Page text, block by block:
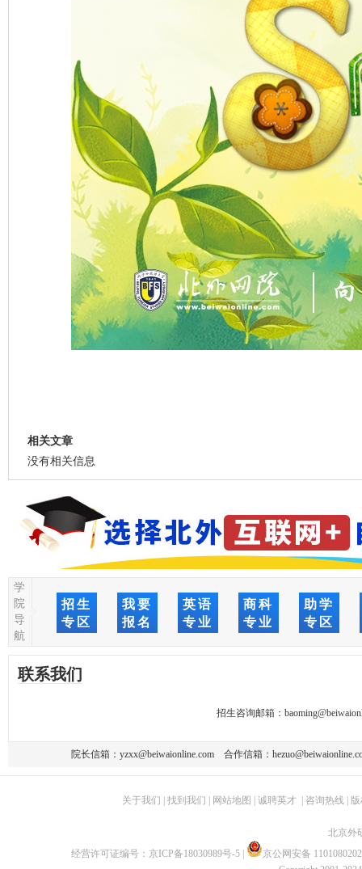
相关文章
没有相关信息
学
院
导
航
招生
专区
我要
报名
英语
专业
商科
专业
助学
专区
联系我们
招生咨询邮箱：
院长信箱： yzxx@beiwaionline.com 合作信箱：
关于我们 找到我们 网站地图 诚聘英才| 咨询热线|
北京外
经营许可证编号： 京ICP备18030989号-5
京公网安备